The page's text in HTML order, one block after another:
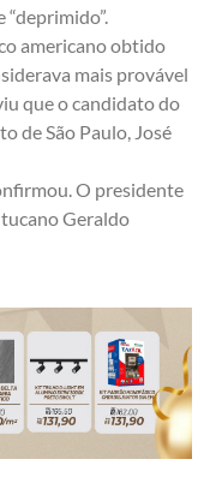
americano obtido
mais provável
que o candidato do
de São Paulo, José
O presidente
Geraldo